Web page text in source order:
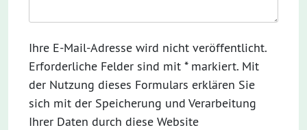
Ihre E-Mail-Adresse wird nicht veröffentlicht.
Erforderliche Felder sind mit * markiert. Mit
der Nutzung dieses Formulars erklären Sie
sich mit der Speicherung und Verarbeitung
Ihrer Daten durch diese Website